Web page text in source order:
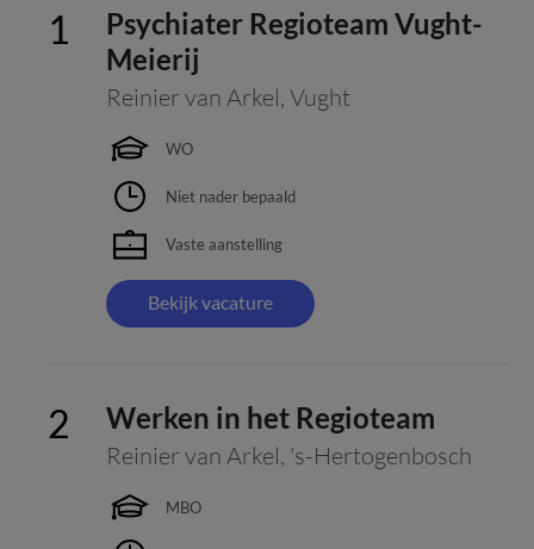
Psychiater Regioteam Vught-
Meierij
Reinier van Arkel, Vught
WO
Niet nader bepaald
Vaste aanstelling
Bekijk vacature
Werken in het Regioteam
Reinier van Arkel, 's-Hertogenbosch
MBO